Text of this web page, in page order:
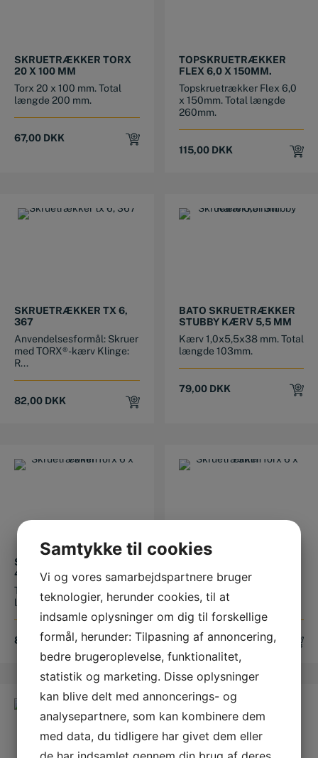
SKRUETRÆKKER TORX
20 X 100 MM
Torx 20 x 100 mm. Total
længde 200 mm.
67,00 DKK
TOPSKRUETRÆKKER
FLEX 6,0 X 150MM.
Topskruetrækker Flex 6,0
x 150mm. Total længde
260mm.
115,00 DKK
SKRUETRÆKKER TX 6,
367
Anvendelsesformål: Skruer
med TORX®-kærv Klinge:
R...
82,00 DKK
BATO SKRUETRÆKKER
STUBBY KÆRV 5,5 MM
Kærv 1,0x5,5x38 mm. Total
længde 103mm.
79,00 DKK
SKRUETRÆKKER TORX
40 X 100MM.
Torx 40 x 100mm. Total
længde 210mm.
82,00DKK
15 X 100 MM
Torx 15 x 100 mm. Total
længde 200 mm.
67,00DKK
Samtykke til cookies
Vi og vores samarbejdspartnere bruger
teknologier, herunder cookies, til at
indsamle oplysninger om dig til forskellige
formål, herunder: Tilpasning af annoncering,
bedre brugeroplevelse, funktionalitet,
statistik og marketing. Disse oplysninger
kan blive delt med annoncerings- og
analysepartnere, som kan kombinere dem
med data, du tidligere har givet dem eller